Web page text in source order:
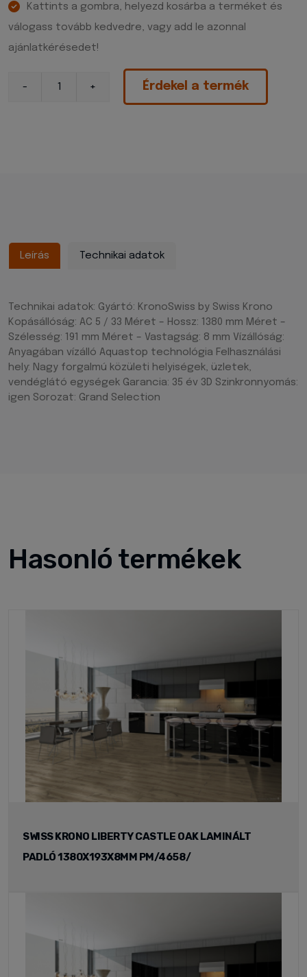
Kattints a gombra, helyezd kosárba a terméket és
válogass tovább kedvedre, vagy add le azonnal
ajánlatkérésedet!
Érdekel a termék
Leírás Technikai adatok
Technikai adatok: Gyártó: KronoSwiss by Swiss Krono
Kopásállóság: AC 5 / 33 Méret – Hossz: 1380 mm Méret –
Szélesség: 191 mm Méret – Vastagság: 8 mm Vízállóság:
Anyagában vízálló Aquastop technológia Felhasználási
hely: Nagy forgalmú közületi helyiségek, üzletek,
vendéglátó egységek Garancia: 35 év 3D Szinkronnyomás:
igen Sorozat: Grand Selection
Hasonló termékek
SWISS KRONO LIBERTY CASTLE OAK LAMINÁLT
PADLÓ 1380X193X8MM PM/4658/